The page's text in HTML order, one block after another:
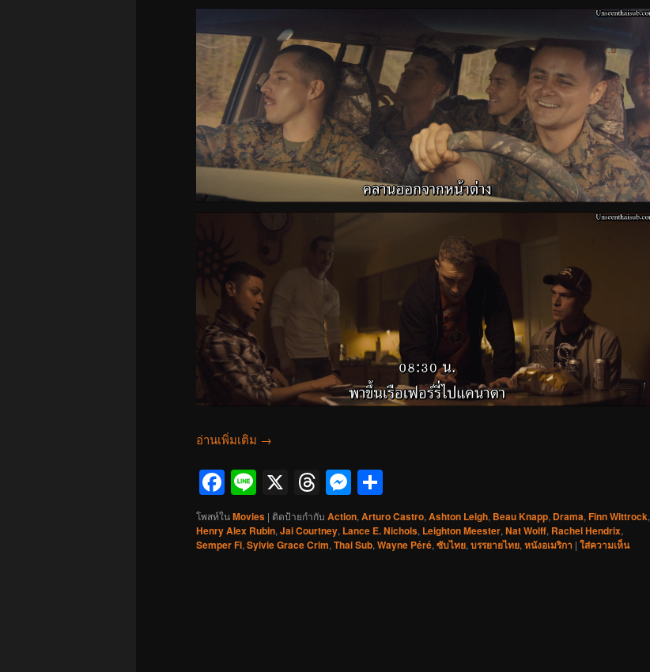
อ่านเพิ่มเติม →
Facebook
Line
X Threads
Messenger
โพสท์ในMovies | ติดป้ายกำกับ Action, Arturo Castro, Ashton Leigh, Beau Knapp, Drama, Finn Wittrock,
Henry Alex Rubin, Jai Courtney, Lance E. Nichols, Leighton Meester, Nat Wolff, Rachel Hendrix,
Semper Fi, Sylvie Grace Crim, Thai Sub, Wayne Péré, ซับไทย, บรรยายไทย, หนังอเมริกา | ใส่ความเห็น